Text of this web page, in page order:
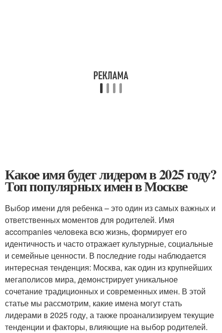
Какое имя будет лидером в 2025 году?
Топ популярных имен в Москве
Выбор имени для ребенка – это один из самых важных и
ответственных моментов для родителей. Имя
accompanies человека всю жизнь, формирует его
идентичность и часто отражает культурные, социальные
и семейные ценности. В последние годы наблюдается
интересная тенденция: Москва, как один из крупнейших
мегаполисов мира, демонстрирует уникальное
сочетание традиционных и современных имен. В этой
статье мы рассмотрим, какие имена могут стать
лидерами в 2025 году, а также проанализируем текущие
тенденции и факторы, влияющие на выбор родителей.